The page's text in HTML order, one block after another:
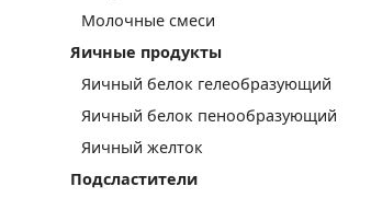
Молочные смеси
Яичные продукты
Яичный белок гелеобразующий
Яичный белок пенообразующий
Яичный желток
Подсластители